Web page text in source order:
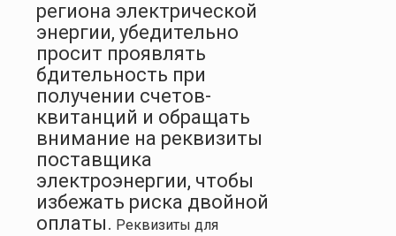
региона электрической
энергии, убедительно
просит проявлять
бдительность при
получении счетов-
квитанций и обращать
внимание на реквизиты
поставщика
электроэнергии, чтобы
избежать риска двойной
оплаты. Реквизиты для